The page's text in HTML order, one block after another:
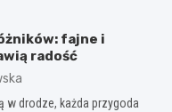
fajne i
radość
w drodze, każda przygoda